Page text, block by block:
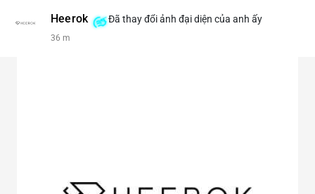
Heerok Đã thay đổi ảnh đại diện của anh ấy
36 m